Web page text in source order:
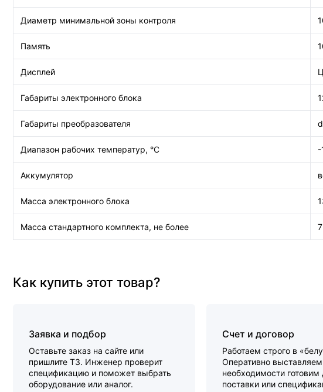
Диаметр минимальной зоны контроля
Память
Дисплей
Габариты электронного блока
Габариты преобразователя
Диапазон рабочих температур, °C -
Аккумулятор
Масса электронного блока
Масса стандартного комплекта, не более
Как купить этот товар?
Заявка и подбор
Оставьте заказ на сайте или
пришлите ТЗ. Инженер проверит
спецификацию и поможет выбрать
оборудование или аналог.
Счет и договор
Работаем строго в
Оперативно
необходимости готовим
поставки или